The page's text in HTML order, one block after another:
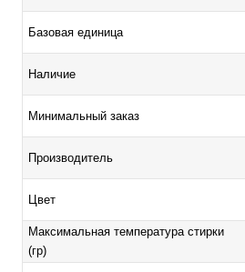
Базовая единица
Наличие
Минимальный заказ
Производитель
Цвет
Максимальная температура стирки
(гр)